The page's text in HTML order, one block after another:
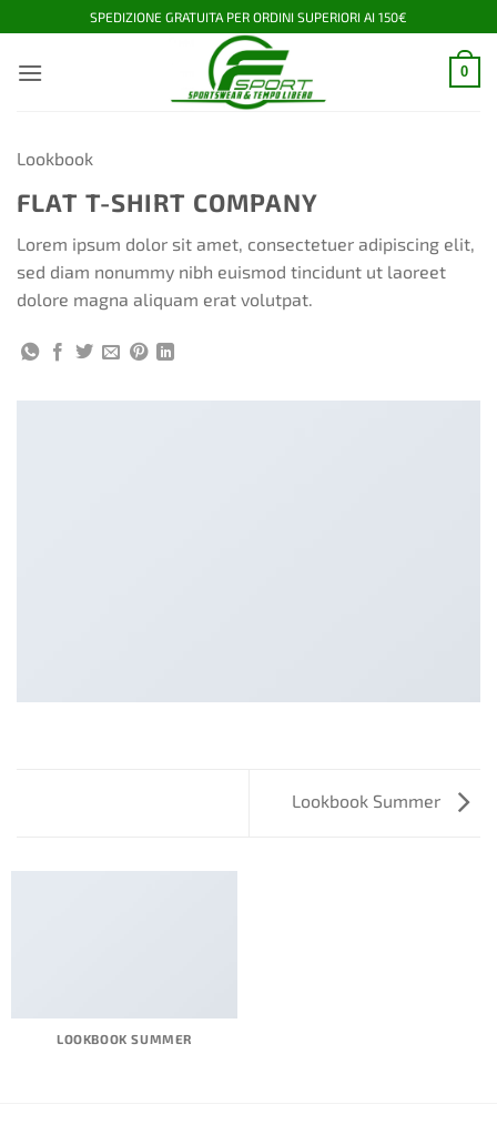
ai
contenuti
SPEDIZIONE GRATUITA PER ORDINI SUPERIORI AI 150€
0
Lookbook
FLAT T-SHIRT COMPANY
Lorem ipsum dolor sit amet, consectetuer adipiscing elit,
sed diam nonummy nibh euismod tincidunt ut laoreet
dolore magna aliquam erat volutpat.
Lookbook Summer
LOOKBOOK SUMMER